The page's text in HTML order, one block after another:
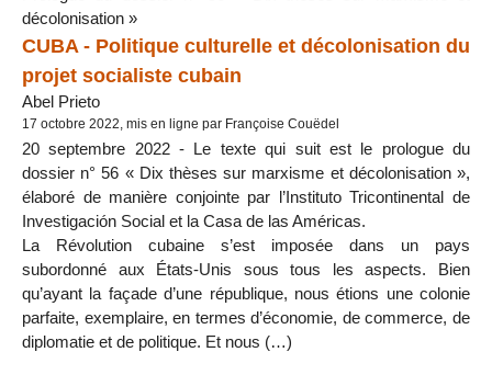
décolonisation »
CUBA - Politique culturelle et décolonisation du
projet socialiste cubain
Abel Prieto
17 octobre 2022, mis en ligne par Françoise Couëdel
20 septembre 2022 - Le texte qui suit est le prologue du
dossier n° 56 « Dix thèses sur marxisme et décolonisation »,
élaboré de manière conjointe par l’Instituto Tricontinental de
Investigación Social et la Casa de las Américas.
La Révolution cubaine s’est imposée dans un pays
subordonné aux États-Unis sous tous les aspects. Bien
qu’ayant la façade d’une république, nous étions une colonie
parfaite, exemplaire, en termes d’économie, de commerce, de
diplomatie et de politique. Et nous (…)